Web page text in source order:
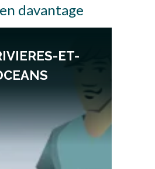
davantage
ET-